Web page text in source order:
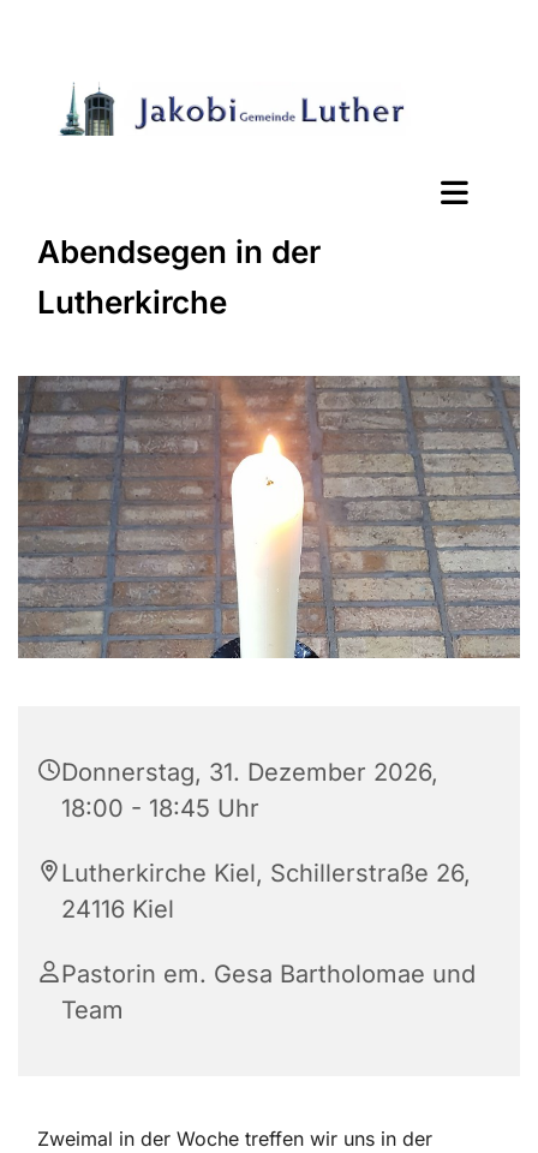
Abendsegen in der
Lutherkirche
Donnerstag, 31. Dezember 2026,
18:00 - 18:45 Uhr
Lutherkirche Kiel, Schillerstraße 26,
24116 Kiel
Pastorin em. Gesa Bartholomae und
Team
Zweimal in der Woche treffen wir uns in der